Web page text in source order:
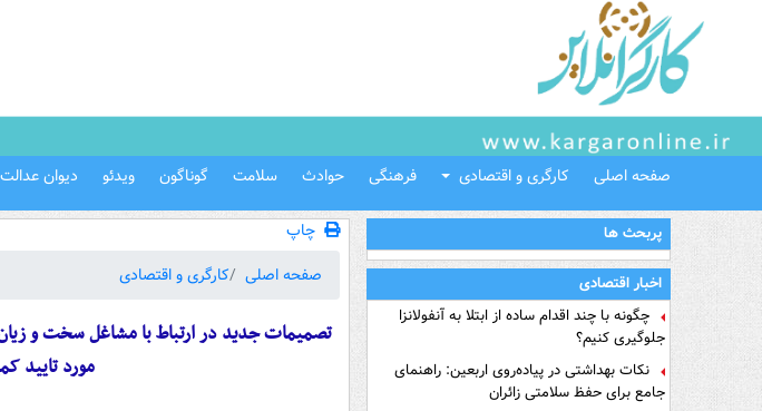
صفحه اصلی کارگری و اقتصادی فرهنگی حوادث سلامت گوناگون ویدئو دیوان
پربحث ها
اخبار اقتصادی
چگونه با چند اقدام ساده از ابتلا به آنفولانزا
جلوگیری کنیم؟
نکات بهداشتی در پیاده‌روی اربعین: راهنمای
جامع برای حفظ سلامتی زائران
چاپ
صفحه اصلی
کارگری و اقتصادی
تصمیمات جدید در ارتباط با مشاغل سخت و
مورد تایید